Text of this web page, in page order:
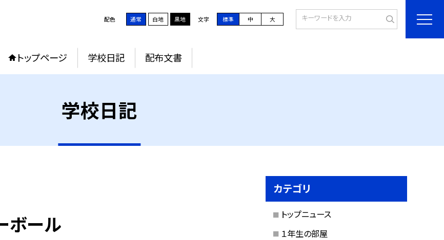
配色 通常 白地 黒地 文字 標準 中 大
トップページ 学校日記 配布文書
学校日記
ール
カテゴリ
トップニュース
１年生の部屋